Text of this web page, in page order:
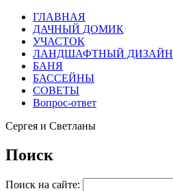
ГЛАВНАЯ
ДАЧНЫЙ ДОМИК
УЧАСТОК
ЛАНДШАФТНЫЙ ДИЗАЙН
БАНЯ
БАССЕЙНЫ
СОВЕТЫ
Вопрос-ответ
Сергея и Светланы
Поиск
Поиск на сайте: